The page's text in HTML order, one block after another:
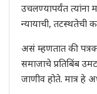
उचलण्यापर्यंत त्यांना
न्यायाची, तटस्थतेची
असं म्हणतात की
समाजाचे प्रतिबिंब
जाणीव होते. मात्र हे